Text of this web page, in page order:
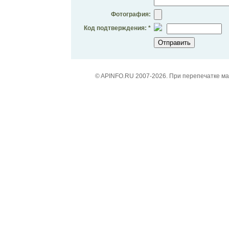
Фотография:
Код подтверждения: *
© APINFO.RU 2007-2026. При перепечатке